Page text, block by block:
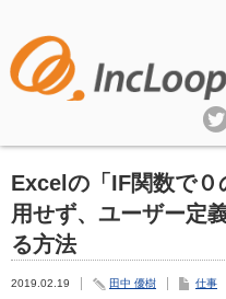
Excelの「IF関数で０
用せず、ユーザー定
る方法
2019.02.19 田中 優樹 仕事